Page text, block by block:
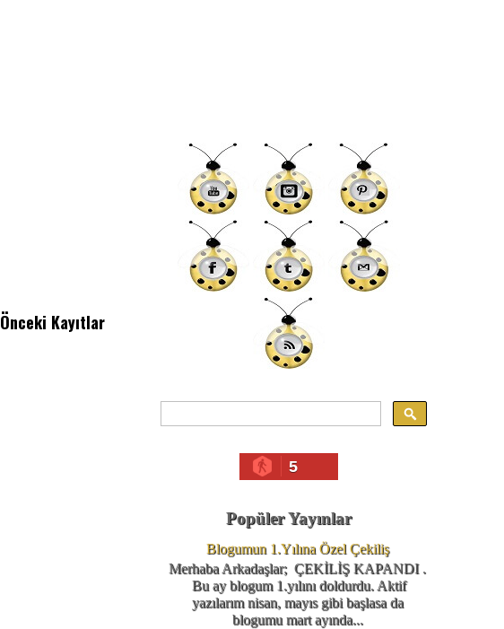
Önceki Kayıtlar
5
Popüler Yayınlar
Blogumun 1.Yılına Özel Çekiliş
Merhaba Arkadaşlar; ÇEKİLİŞ KAPANDI .
Bu ay blogum 1.yılını doldurdu. Aktif
yazılarım nisan, mayıs gibi başlasa da
blogumu mart ayında...